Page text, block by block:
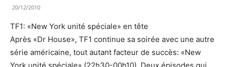
20/12/2010
TF1: «New York unité spéciale» en tête
Après «Dr House», TF1 continue sa soirée avec une autre
série américaine, tout autant facteur de succès: «New